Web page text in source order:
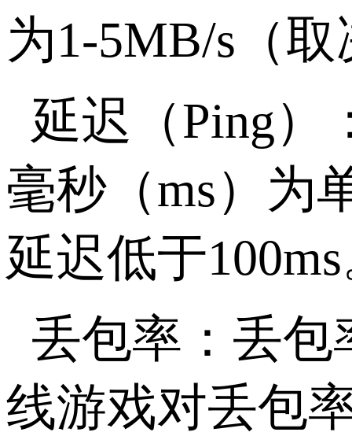
为1-5MB/s（
延迟（Ping）
毫秒（ms）为
延迟低于
丢包率：丢包
线游戏对丢包